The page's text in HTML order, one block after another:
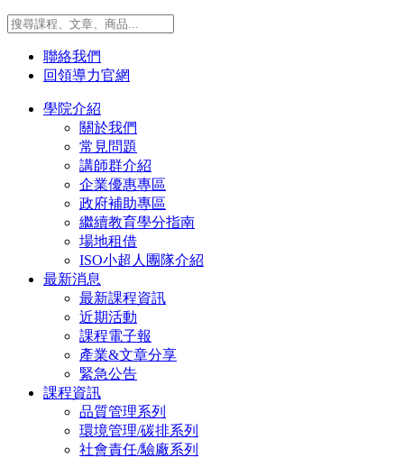
聯絡我們
回領導力官網
學院介紹
關於我們
常見問題
講師群介紹
企業優惠專區
政府補助專區
繼續教育學分指南
場地租借
ISO小超人團隊介紹
最新消息
最新課程資訊
近期活動
課程電子報
產業&文章分享
緊急公告
課程資訊
品質管理系列
環境管理/碳排系列
社會責任/驗廠系列